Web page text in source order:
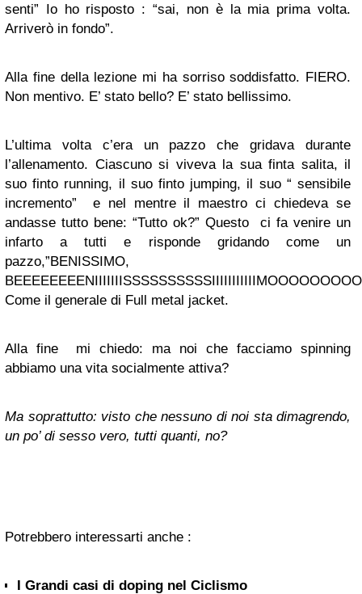
senti” Io ho risposto : “sai, non è la mia prima volta.
Arriverò in fondo”.
Alla fine della lezione mi ha sorriso soddisfatto. FIERO.
Non mentivo. E’ stato bello? E’ stato bellissimo.
L’ultima volta c’era un pazzo che gridava durante
l’allenamento. Ciascuno si viveva la sua finta salita, il
suo finto running, il suo finto jumping, il suo “ sensibile
incremento” e nel mentre il maestro ci chiedeva se
andasse tutto bene: “Tutto ok?” Questo ci fa venire un
infarto a tutti e risponde gridando come un
pazzo,”BENISSIMO,
Come il generale di Full metal jacket.
Alla fine mi chiedo: ma noi che facciamo spinning
abbiamo una vita socialmente attiva?
Ma soprattutto: visto che nessuno di noi sta dimagrendo,
un po’ di sesso vero, tutti quanti, no?
Potrebbero interessarti anche :
I Grandi casi di doping nel Ciclismo